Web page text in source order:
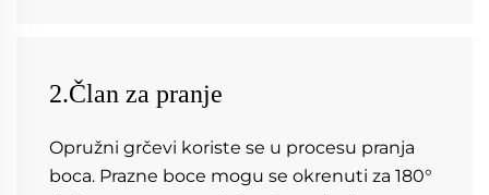
2.Član za pranje
Opružni grčevi koriste se u procesu pranja
boca. Prazne boce mogu se okrenuti za 180°